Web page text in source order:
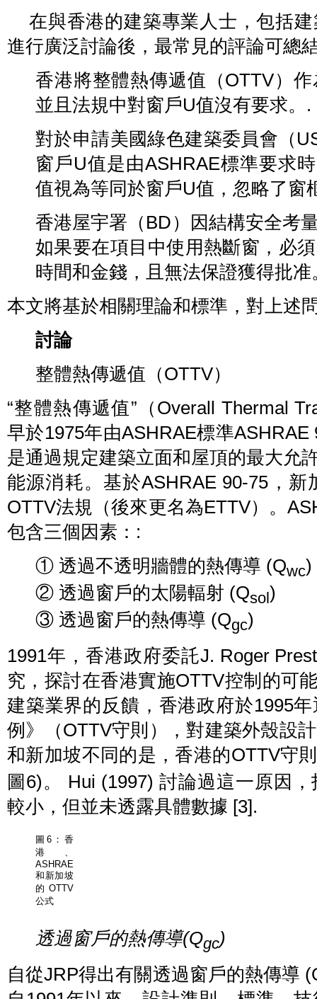
在與香港的建築專業人士，包括建
進行廣泛討論後，最常見的評論可總
香港將整體熱傳遞值（OTTV）
並且法規中對窗戶U值沒有要求。.
對於申請美國綠色建築委員會（
窗戶U值是由ASHRAE標準要求
值視為等同於窗戶U值，忽略了窗
香港屋宇署（BD）因結構安全考
如果要在項目中使用熱斷窗，必
時間和金錢，且無法保證獲得批准
本文將基於相關理論和標準，對上述
討論
整體熱傳遞值（OTTV）
“整體熱傳遞值”（Overall Thermal
早於1975年由ASHRAE標準
是通過規定建築立面和屋頂的最大允
能源消耗。基於ASHRAE 90-75，
OTTV法規（後來更名為ETTV）。
包含三個因素：:
① 透過不透明牆體的熱傳導 (Qwc)
② 透過窗戶的太陽輻射 (Qsol)
③ 透過窗戶的熱傳導 (Qgc)
1991年，香港政府委託J. Roger
究，探討在香港實施OTTV控制的可
建築業界的反饋，香港政府於1995
例》（OTTV守則），對建築外殼設
和新加坡不同的是，香港的OTTV守
圖6)。 Hui (1997) 討論過這一原因
較小，但並未透露具體數據 [3].
圖6：香
港、
ASHRAE
和新加坡
的OTTV
公式
透過窗戶的熱傳導(Qgc)
自從JRP得出有關透過窗戶的熱傳導